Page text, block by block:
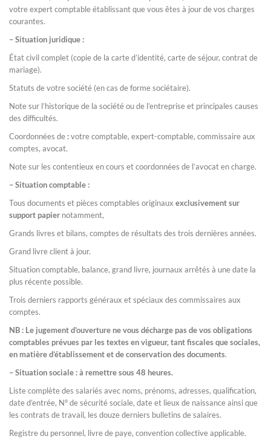
votre expert comptable établissant que vous êtes à jour de vos charges
courantes.
– Situation juridique :
État civil complet (copie de la carte d’identité, carte de séjour, contrat de
mariage).
Statuts de votre société (en cas de forme sociétaire).
Note sur l’historique de la société ou de l’entreprise et principales causes
des difficultés.
Coordonnées de :votre comptable, expert-comptable, commissaire aux
comptes, avocat.
Note sur les contentieux en cours et coordonnées de l’avocat en charge.
– Situation comptable :
Tous documents et pièces comptables originaux exclusivement sur
support papier notamment,
Grands livres et bilans, comptes de résultats des trois dernières années.
Grand livre client à jour.
Situation comptable, balance, grand livre, journaux arrêtés à une date la
plus récente possible.
Trois derniers rapports généraux et spéciaux des commissaires aux
comptes.
NB : Le jugement d’ouverture ne vous décharge pas de vos obligations
comptables prévues par les textes en vigueur, tant fiscales que sociales,
en matière d’établissement et de conservation des documents.
– Situation sociale : à remettre sous 48 heures.
Liste complète des salariés avec noms, prénoms, adresses, qualification,
date d’entrée, N° de sécurité sociale, date et lieux de naissance ainsi que
les contrats de travail, les douze derniers bulletins de salaires.
Registre du personnel, livre de paye, convention collective applicable.